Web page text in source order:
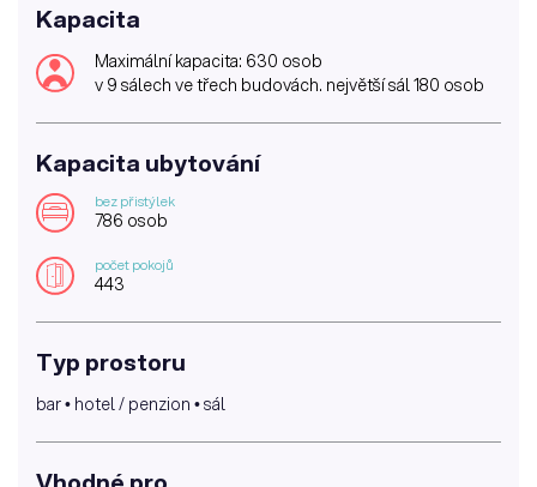
Kapacita
Maximální kapacita: 630 osob
v 9 sálech ve třech budovách. největší sál 180 osob
Kapacita ubytování
bez přistýlek
786 osob
počet pokojů
443
Typ prostoru
bar • hotel / penzion • sál